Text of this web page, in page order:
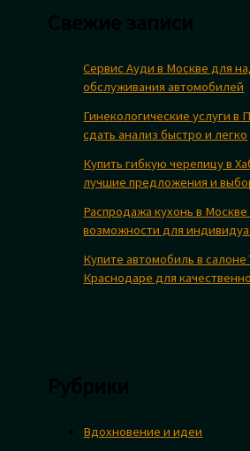
Сервис Ауди в Москве для
обслуживания автомобилей
Гинекологические услуги в
сдать анализ быстро и легко
Купить гибкую черепицу в
лучшие предложения и
Распродажа кухонь в
возможности для
Купите автомобиль в салоне
Краснодаре для
Вдохновение и идеи